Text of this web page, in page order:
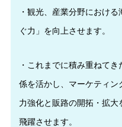
・観光、産業分野におけ
ぐ力」を向上させます。
・これまでに積み重ねて
係を活かし、マーケティン
力強化と販路の開拓・拡大
飛躍させます。